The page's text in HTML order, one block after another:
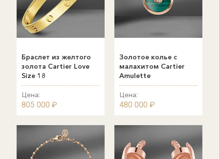
Браслет из желтого
золота Cartier Love
Size 18
Цена:
805 000 ₽
Золотое колье с
малахитом Cartier
Amulette
Цена:
480 000 ₽